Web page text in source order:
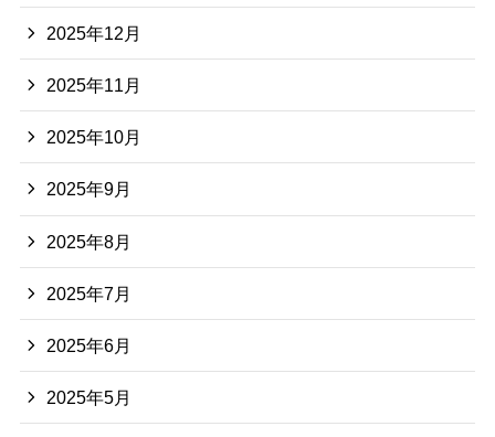
2025年12月
2025年11月
2025年10月
2025年9月
2025年8月
2025年7月
2025年6月
2025年5月